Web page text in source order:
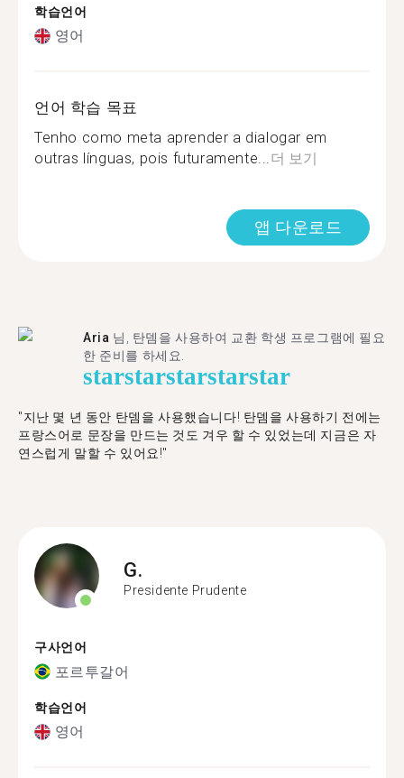
학습언어
영어
언어 학습 목표
Tenho como meta aprender a dialogar em
outras línguas, pois futuramente...더 보기
앱 다운로드
Aria 님, 탄뎀을 사용하여 교환 학생 프로그램에 필요
한 준비를 하세요.
starstarstarstarstar
"​​지난 몇 년 동안 탄뎀을 사용했습니다! 탄뎀을 사용하기 전에는
프랑스어로 문장을 만드는 것도 겨우 할 수 있었는데 지금은 자
연스럽게 말할 수 있어요!"
G.
Presidente Prudente
구사언어
포르투갈어
학습언어
영어